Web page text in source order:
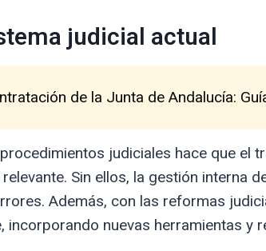
judicial actual
de la Junta de Andalucía:
judiciales hace que el
Sin ellos, la gestión interna
Además, con las reformas
incorporando nuevas herramientas y